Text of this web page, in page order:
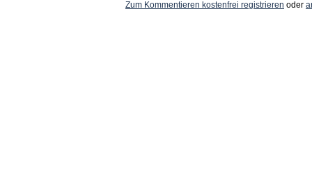
Zum Kommentieren kostenfrei registrieren oder